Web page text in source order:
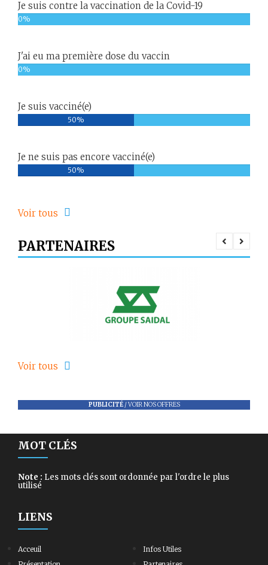
Je suis contre la vaccination de la Covid-19
0%
J'ai eu ma première dose du vaccin
0%
Je suis vacciné(e)
50%
Je ne suis pas encore vacciné(e)
50%
Voir tous
PARTENAIRES
Voir tous
PUBLICITÉ/VOIR NOS OFFRES
MOT CLÉS
Note : Les mots clés sont ordonnée par l'ordre le plus
utilisé
LIENS
Acceuil
Infos Utiles